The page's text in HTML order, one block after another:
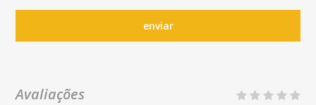
enviar
Avaliações